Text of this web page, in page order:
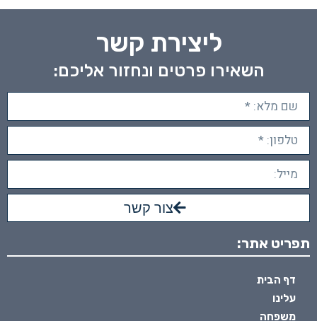
ליצירת קשר
השאירו פרטים ונחזור אליכם:
צור קשר
תפריט אתר:
דף הבית
עלינו
משפחה